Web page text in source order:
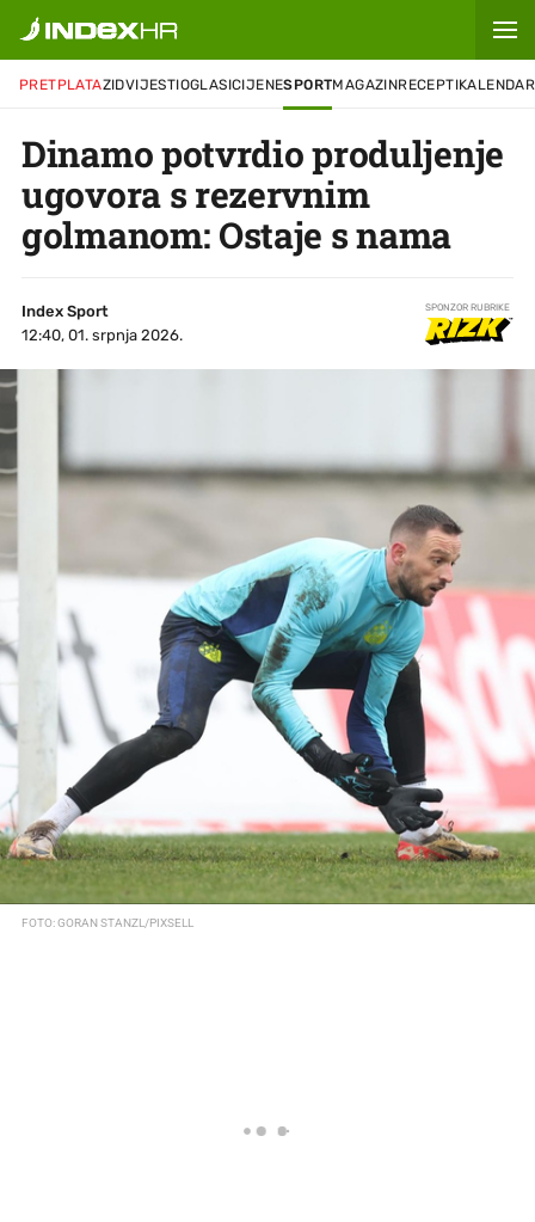
PRETPLATAZIDVIJESTIOGLASICIJENESPORTMAGAZINRECEPTIKALENDAR
Dinamo potvrdio produljenje
ugovora s rezervnim
golmanom: Ostaje s nama
Index Sport
12:40, 01. srpnja 2026.
SPONZOR RUBRIKE
FOTO: GORAN STANZL/PIXSELL